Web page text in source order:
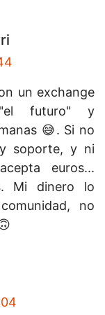
un exchange
futuro" y
😅. Si no
soporte, y ni
euros...
Mi dinero lo
no